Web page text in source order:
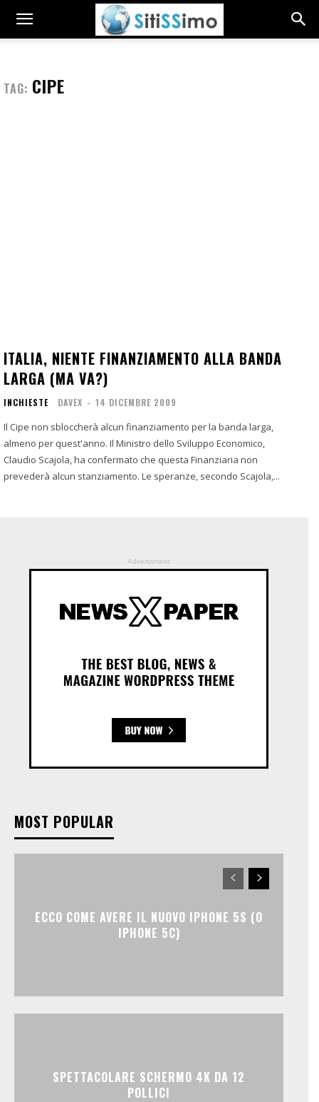
TAG: CIPE
ITALIA, NIENTE FINANZIAMENTO ALLA BANDA
LARGA (MA VA?)
INCHIESTE DAVEX - 14 DICEMBRE 2009
Il Cipe non sbloccherà alcun finanziamento per la banda larga,
almeno per quest'anno. Il Ministro dello Sviluppo Economico,
Claudio Scajola, ha confermato che questa Finanziaria non
prevederà alcun stanziamento. Le speranze, secondo Scajola,...
Advertisment
MOST POPULAR
ECCO COME AVERE IL NUOVO IPHONE 5S (O
IPHONE 5C)
SPETTACOLARE SCHERMO 4K DA 12
POLLICI